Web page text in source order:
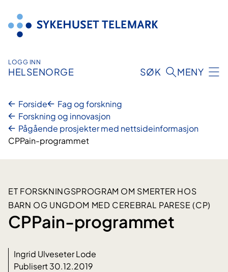
innhold
LOGG INN
HELSENORGE SØK MENY
Forside
Fag og forskning
Forskning og innovasjon
Pågående prosjekter med nettsideinformasjon
CPPain-programmet
ET FORSKNINGSPROGRAM OM SMERTER HOS
BARN OG UNGDOM MED CEREBRAL PARESE (CP)
CPPain-programmet
Ingrid Ulveseter Lode
Publisert 30.12.2019